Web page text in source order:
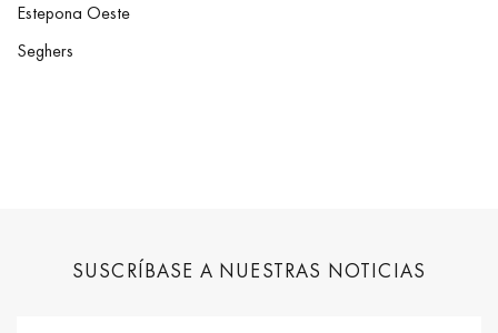
Estepona Oeste
Seghers
SUSCRÍBASE A NUESTRAS NOTICIAS